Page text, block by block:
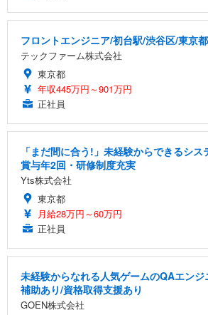
フロントエンジニア/初台駅/渋谷区/東京都
テックファーム株式会社
東京都
年収445万円～901万円
正社員
「まだ間に合う!」未経験からできるシ
賞与年2回・研修制度充実
Yts株式会社
東京都
月給28万円～60万円
正社員
未経験からなれる人気ゲームのQAエン
補助あり/資格取得支援あり
GOEN株式会社